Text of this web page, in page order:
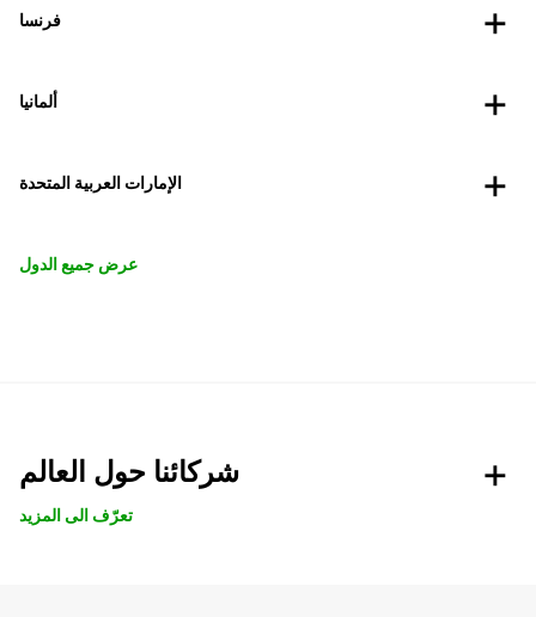
فرنسا
ألمانيا
الإمارات العربية المتحدة
عرض جميع الدول
شركائنا حول العالم
تعرّف الى المزيد